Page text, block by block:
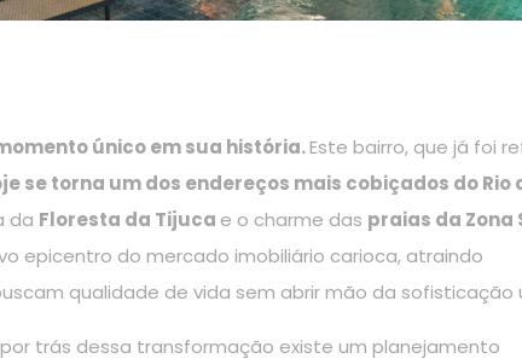
único em sua história.Este bairro, que já foi
se torna um dos endereços mais cobiçados do Rio
da Floresta da Tijuca e o charme das praias da Zona
epicentro do mercado imobiliário carioca, atraindo
qualidade de vida sem abrir mão da sofisticação
trás dessa transformação existe um planejamento